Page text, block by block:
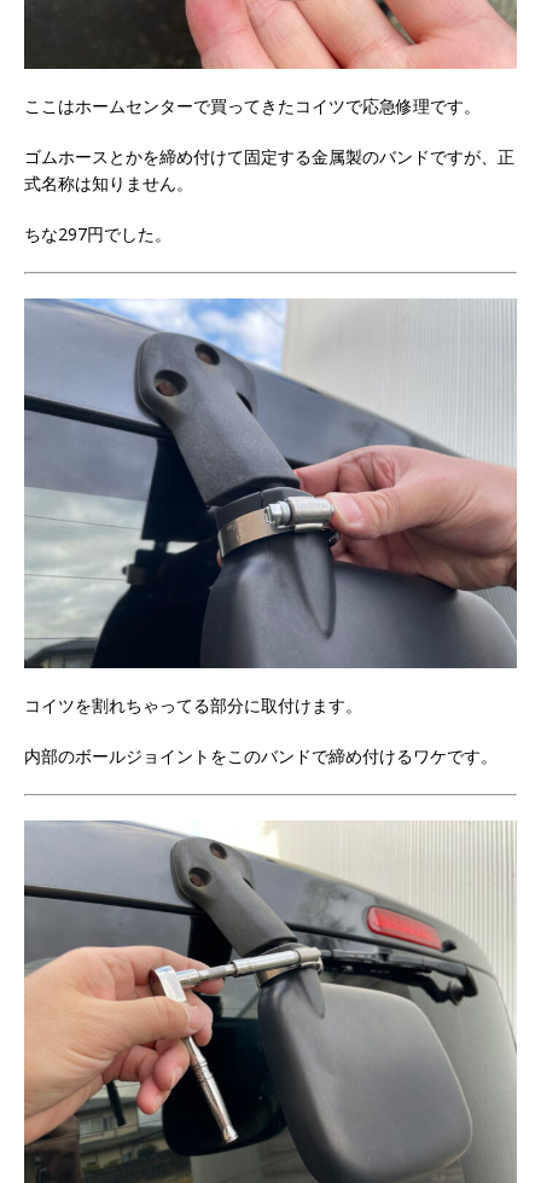
ここはホームセンターで買ってきたコイツで応急修理です。
ゴムホースとかを締め付けて固定する金属製のバンドですが、正
式名称は知りません。
ちな297円でした。
コイツを割れちゃってる部分に取付けます。
内部のボールジョイントをこのバンドで締め付けるワケです。